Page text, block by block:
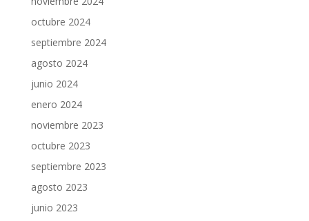
octubre 2024
septiembre 2024
agosto 2024
junio 2024
enero 2024
noviembre 2023
octubre 2023
septiembre 2023
agosto 2023
junio 2023